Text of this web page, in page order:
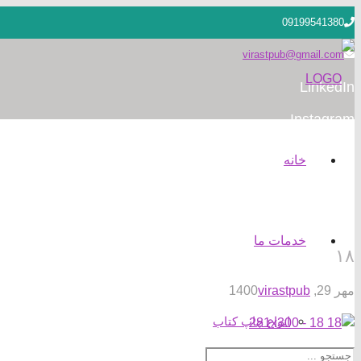
09199541380
virastpub@gmail.com
LinkedIn
Instagram
خانه
خدمات ما
انواع چاپ کتاب
۱۸
مهر 29, 1400 virastpub